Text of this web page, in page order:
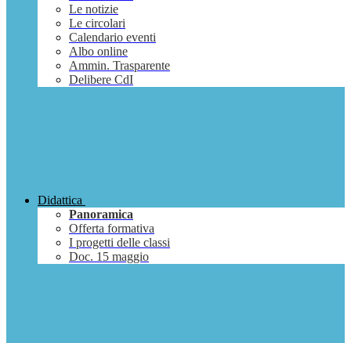
Le notizie
Le circolari
Calendario eventi
Albo online
Ammin. Trasparente
Delibere CdI
Didattica
Panoramica
Offerta formativa
I progetti delle classi
Doc. 15 maggio